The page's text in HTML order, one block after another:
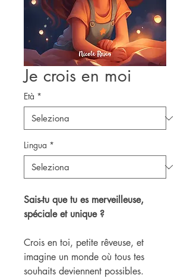
Je crois en moi
Età *
Lingua *
Sais-tu que tu es merveilleuse,
spéciale et unique ?
Crois en toi, petite rêveuse, et
imagine un monde où tous tes
souhaits deviennent possibles.